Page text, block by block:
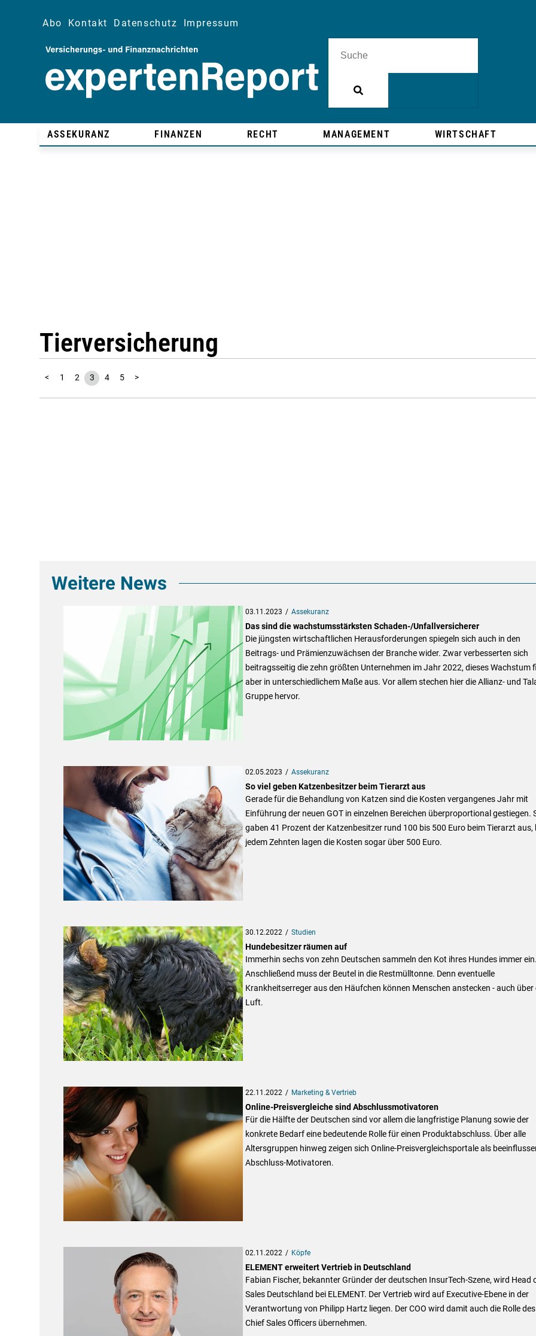
Abo Kontakt Datenschutz Impressum
ASSEKURANZ FINANZEN RECHT MANAGEMENT WIRTSCHAFT
Tierversicherung
< 1 2 3 4 5 >
Weitere News
03.11.2023 Assekuranz
Das sind die wachstumsstärksten Schaden-/Unfallversicherer
Die jüngsten wirtschaftlichen Herausforderungen spiegeln sich auch in den
Beitrags- und Prämienzuwächsen der Branche wider. Zwar verbesserten sich
beitragsseitig die zehn größten Unternehmen im Jahr 2022, dieses Wachstum
aber in unterschiedlichem Maße aus. Vor allem stechen hier die Allianz- und
Gruppe hervor.
02.05.2023 Assekuranz
So viel geben Katzenbesitzer beim Tierarzt aus
Gerade für die Behandlung von Katzen sind die Kosten vergangenes Jahr mit
Einführung der neuen GOT in einzelnen Bereichen überproportional gestiegen.
gaben 41 Prozent der Katzenbesitzer rund 100 bis 500 Euro beim Tierarzt aus,
jedem Zehnten lagen die Kosten sogar über 500 Euro.
30.12.2022 Studien
Hundebesitzer räumen auf
Immerhin sechs von zehn Deutschen sammeln den Kot ihres Hundes immer ein.
Anschließend muss der Beutel in die Restmülltonne. Denn eventuelle
Krankheitserreger aus den Häufchen können Menschen anstecken - auch über
Luft.
22.11.2022 Marketing & Vertrieb
Online-Preisvergleiche sind Abschlussmotivatoren
Für die Hälfte der Deutschen sind vor allem die langfristige Planung sowie der
konkrete Bedarf eine bedeutende Rolle für einen Produktabschluss. Über alle
Altersgruppen hinweg zeigen sich Online-Preisvergleichsportale als
Abschluss-Motivatoren.
02.11.2022 Köpfe
ELEMENT erweitert Vertrieb in Deutschland
Fabian Fischer, bekannter Gründer der deutschen InsurTech-Szene, wird Head
Sales Deutschland bei ELEMENT. Der Vertrieb wird auf Executive-Ebene in der
Verantwortung von Philipp Hartz liegen. Der COO wird damit auch die Rolle des
Chief Sales Officers übernehmen.